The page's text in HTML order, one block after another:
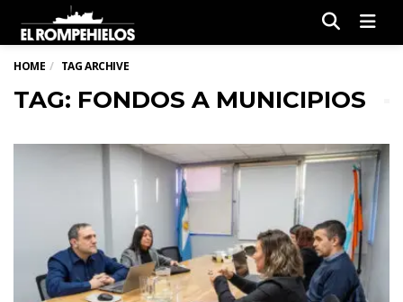
HOME TAG ARCHIVE
TAG: FONDOS A MUNICIPIOS